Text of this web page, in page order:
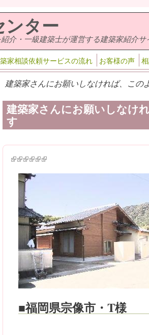
ンター
介・一級建築士が運営する建築家紹介サ
家相談依頼サービスの流れ お客様の声
建築家さんにお願いしなければ、こ
建築家さんにお願いしなけ
す
(link is external)
(link is external)
(link is external)
(link is external)
(link is external)
(link is external)
■福岡県宗像市・T様